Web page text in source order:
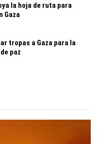
la hoja de ruta para
Gaza
tropas a Gaza para la
paz